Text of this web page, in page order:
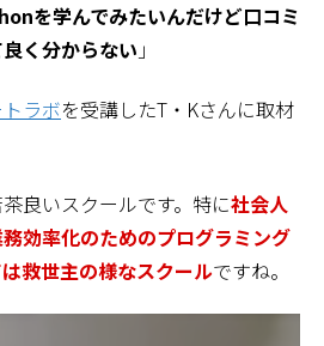
を学んでみたいんだけど口コミ
く分からない 」
ラボを受講したT・Kさんに取材
良いスクールです。特に社会人
効率化のためのプログラミング
救世主の様なスクールですね。